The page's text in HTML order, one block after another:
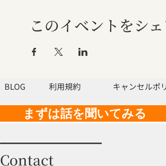
このイベントをシ
BLOG 利用規約 キャンセルポ
まずは話を聞いてみる
Contact